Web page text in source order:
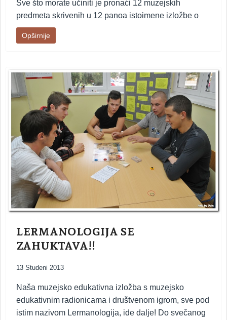
Sve što morate učiniti je pronaći 12 muzejskih
predmeta skrivenih u 12 panoa istoimene izložbe o
Opširnije
LERMANOLOGIJA SE
ZAHUKTAVA!!
13 Studeni 2013
Naša muzejsko edukativna izložba s muzejsko
edukativnim radionicama i društvenom igrom, sve pod
istim nazivom Lermanologija, ide dalje! Do svečanog